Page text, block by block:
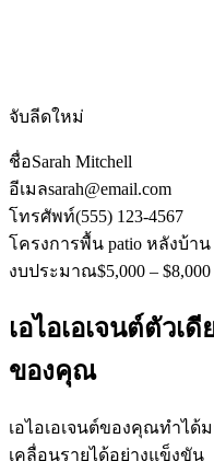
จับลีดใหม่
ชื่อSarah Mitchell
อีเมลsarah@email.com
โทรศัพท์(555) 123-4567
โครงการพื้น patio หลังบ้าน
งบประมาณ$5,000 – $8,000
เอไอเอเจนต์ตัวเ
ของคุณ
เอไอเอเจนต์ของคุณทำไ
เคลื่อนรายได้อย่างแข็งขัน